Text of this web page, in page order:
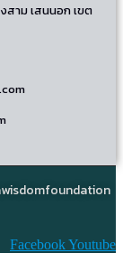
สาม เสนนอก เขต
FacebookYoutube